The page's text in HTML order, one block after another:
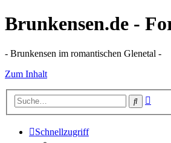
Brunkensen.de -
- Brunkensen im romantischen Glenetal -
Zum Inhalt
Suche
Schnellzugriff